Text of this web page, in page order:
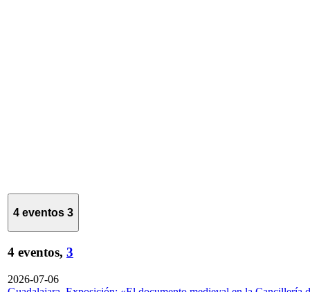
4 eventos 3
4 eventos, 3
2026-07-06